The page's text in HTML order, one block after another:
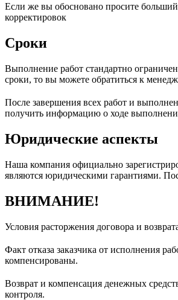
Если же вы обосновано просите
корректировок
Сроки
Выполнение работ стандартно
сроки, то вы можете обратиться к
После завершения всех работ и
получить информацию о ходе
Юридические аспекты
Наша компания официально
являются юридическими гарантиями.
ВНИМАНИЕ!
Условия расторжения договора и
Факт отказа заказчика от исполнения
компенсированы.
Возврат и компенсация денежных
контроля.